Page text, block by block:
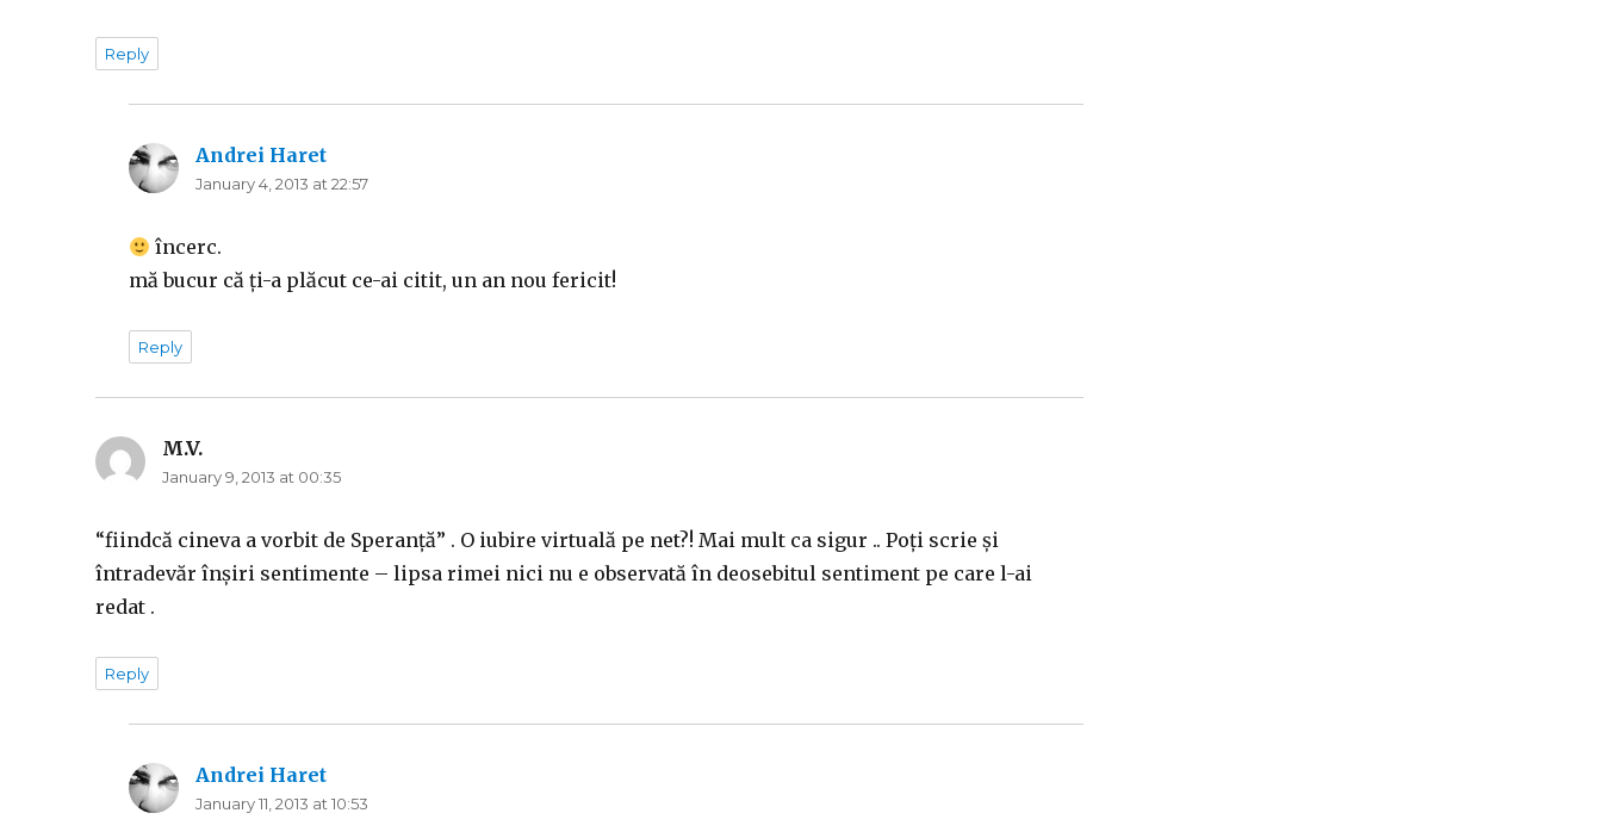
Reply
Andrei Haret
January 4, 2013 at 22:57
încerc.
mă bucur că ți-a plăcut ce-ai citit, un an nou fericit!
Reply
M.V.
January 9, 2013 at 00:35
“fiindcă cineva a vorbit de Speranță” . O iubire virtuală pe net?! Mai mult ca sigur .. Poți scrie și
întradevăr înșiri sentimente – lipsa rimei nici nu e observată în deosebitul sentiment pe care l-ai
redat .
Reply
Andrei Haret
January 11, 2013 at 10:53